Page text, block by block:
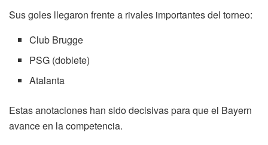
Sus goles llegaron frente a rivales importantes del torneo:
Club Brugge
PSG (doblete)
Atalanta
Estas anotaciones han sido decisivas para que el Bayern
avance en la competencia.